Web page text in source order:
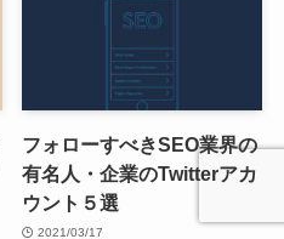
フォローすべきSEO業界の
有名人・企業のTwitterアカ
ウント５選
2021/03/17